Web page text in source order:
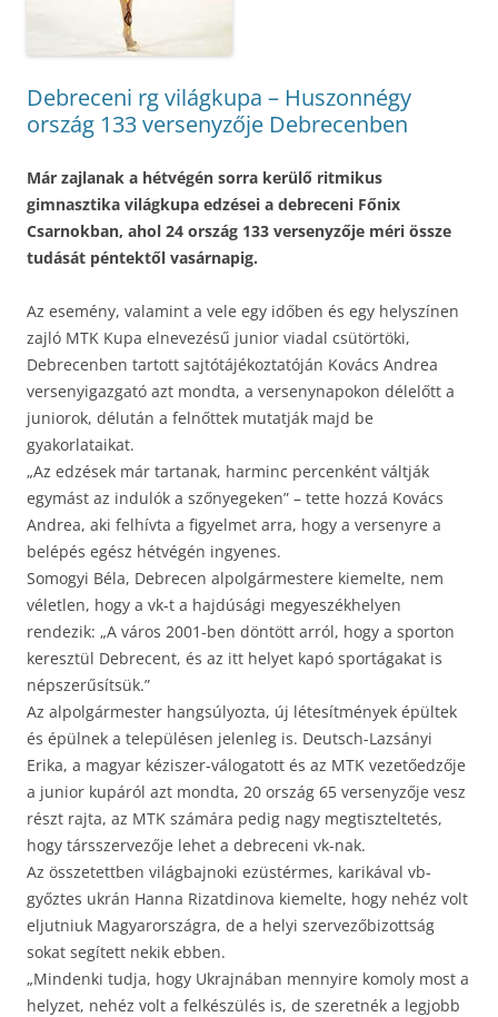
Debreceni rg világkupa – Huszonnégy
ország 133 versenyzője Debrecenben
Már zajlanak a hétvégén sorra kerülő ritmikus
gimnasztika világkupa edzései a debreceni Főnix
Csarnokban, ahol 24 ország 133 versenyzője méri össze
tudását péntektől vasárnapig.
Az esemény, valamint a vele egy időben és egy helyszínen
zajló MTK Kupa elnevezésű junior viadal csütörtöki,
Debrecenben tartott sajtótájékoztatóján Kovács Andrea
versenyigazgató azt mondta, a versenynapokon délelőtt a
juniorok, délután a felnőttek mutatják majd be
gyakorlataikat.
„Az edzések már tartanak, harminc percenként váltják
egymást az indulók a szőnyegeken” – tette hozzá Kovács
Andrea, aki felhívta a figyelmet arra, hogy a versenyre a
belépés egész hétvégén ingyenes.
Somogyi Béla, Debrecen alpolgármestere kiemelte, nem
véletlen, hogy a vk-t a hajdúsági megyeszékhelyen
rendezik: „A város 2001-ben döntött arról, hogy a sporton
keresztül Debrecent, és az itt helyet kapó sportágakat is
népszerűsítsük.”
Az alpolgármester hangsúlyozta, új létesítmények épültek
és épülnek a településen jelenleg is. Deutsch-Lazsányi
Erika, a magyar kéziszer-válogatott és az MTK vezetőedzője
a junior kupáról azt mondta, 20 ország 65 versenyzője vesz
részt rajta, az MTK számára pedig nagy megtiszteltetés,
hogy társszervezője lehet a debreceni vk-nak.
Az összetettben világbajnoki ezüstérmes, karikával vb-
győztes ukrán Hanna Rizatdinova kiemelte, hogy nehéz volt
eljutniuk Magyarországra, de a helyi szervezőbizottság
sokat segített nekik ebben.
„Mindenki tudja, hogy Ukrajnában mennyire komoly most a
helyzet, nehéz volt a felkészülés is, de szeretnék a legjobb